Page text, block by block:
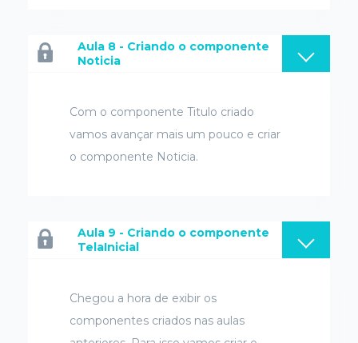
Aula 8 - Criando o componente
Noticia
Com o componente Titulo criado
vamos avançar mais um pouco e criar
o componente Noticia.
Aula 9 - Criando o componente
TelaInicial
Chegou a hora de exibir os
componentes criados nas aulas